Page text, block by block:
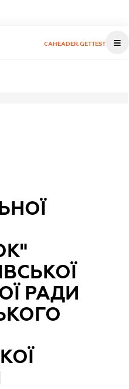
CAHEADER.GETTEST
РАДИ